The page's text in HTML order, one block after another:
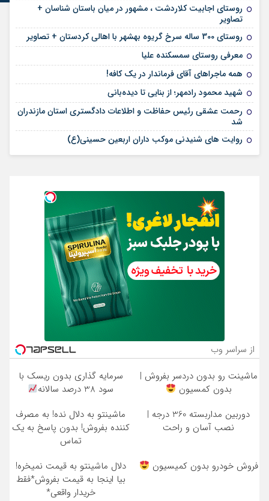
روستای اجابیت کلاردشت ، مشهور در میان باستان شناسان +
تصاویر
روستای 300 ساله سرخ ‌گریوه بهشهر با اهالی کردستان + تصاویر
معرفی روستای سمسکنده علیا
همه ماجراهای آقای فرماندار در یک کافه!
شهید محمود رادمهر؛ از بنایی تا دیده‌بانی
رحمت عشقی رئیس حفاظت و اطلاعات دادگستری استان مازندران
شد
روایت های شنیدنی موکب داران اربعین حسینی(ع)
از سراسر وب
ماشینت رو بدون دردسر بفروش |
بدون کمسیون
سرمایه گذاری بدون ریسک با
سود 38 درصد سالانه
دوربین مداربسته 360 درجه |
نصب آسان و راحت
ماشینتو به دلال نده! به مصرف
کننده بفروش! بدون پاسخ به یک
تماس
فروش خودرو بدون کمیسیون
دلال ماشینتو به قیمت نمیخره!
بیا اینجا به قیمت بفروش*فقط
خریدار واقعی*